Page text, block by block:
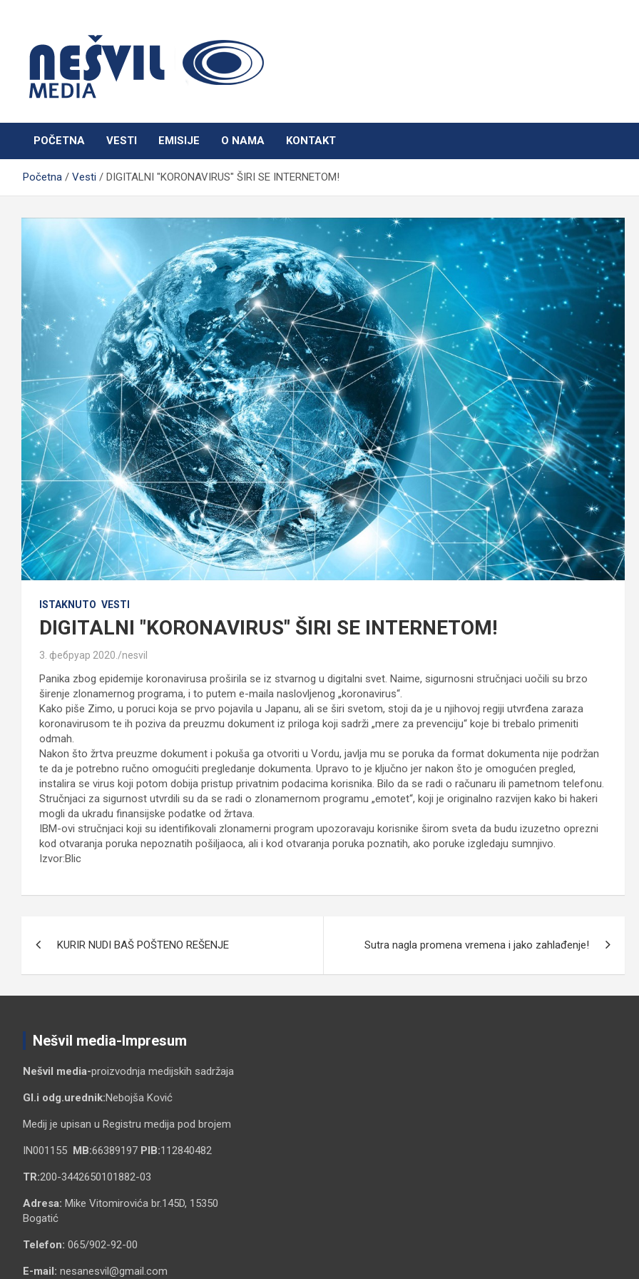
Nešvil Media Bogatić
POČETNA VESTI EMISIJE O NAMA KONTAKT
Početna Vesti DIGITALNI "KORONAVIRUS" ŠIRI SE INTERNETOM!
ISTAKNUTO VESTI
DIGITALNI "KORONAVIRUS" ŠIRI SE INTERNETOM!
3. фебруар 2020. nesvil
Panika zbog epidemije koronavirusa proširila se iz stvarnog u digitalni svet. Naime, sigurnosni stručnjaci uočili su brzo
širenje zlonamernog programa, i to putem e-maila naslovljenog „koronavirus“.
Kako piše Zimo, u poruci koja se prvo pojavila u Japanu, ali se širi svetom, stoji da je u njihovoj regiji utvrđena zaraza
koronavirusom te ih poziva da preuzmu dokument iz priloga koji sadrži „mere za prevenciju“ koje bi trebalo primeniti
odmah.
Nakon što žrtva preuzme dokument i pokuša ga otvoriti u Vordu, javlja mu se poruka da format dokumenta nije podržan
te da je potrebno ručno omogućiti pregledanje dokumenta. Upravo to je ključno jer nakon što je omogućen pregled,
instalira se virus koji potom dobija pristup privatnim podacima korisnika. Bilo da se radi o računaru ili pametnom telefonu.
Stručnjaci za sigurnost utvrdili su da se radi o zlonamernom programu „emotet“, koji je originalno razvijen kako bi hakeri
mogli da ukradu finansijske podatke od žrtava.
IBM-ovi stručnjaci koji su identifikovali zlonamerni program upozoravaju korisnike širom sveta da budu izuzetno oprezni
kod otvaranja poruka nepoznatih pošiljaoca, ali i kod otvaranja poruka poznatih, ako poruke izgledaju sumnjivo.
Izvor:Blic
KURIR NUDI BAŠ POŠTENO REŠENJE Sutra nagla promena vremena i jako zahlađenje!
Nešvil media-Impresum
Nešvil media-proizvodnja medijskih sadržaja
Gl.i odg.urednik:Nebojša Ković
Medij je upisan u Registru medija pod brojem
IN001155 MB:66389197 PIB:112840482
TR:200-3442650101882-03
Adresa: Mike Vitomirovića br.145D, 15350
Bogatić
Telefon: 065/902-92-00
E-mail: nesanesvil@gmail.com